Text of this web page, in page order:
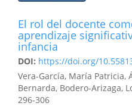
El rol del docente
aprendizaje
infancia
DOI: https://doi.org/
Vera-García, María Patricia,
Bernarda, Bodero-Arizaga,
296-306